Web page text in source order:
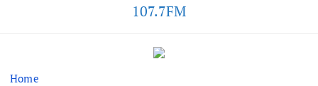
107.7FM
Home